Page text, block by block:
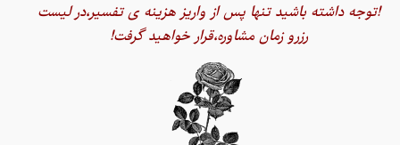
!توجه داشته باشید تنها پس از واریز هزینه ی تفسیر،در لیست
رزرو زمان مشاوره،قرار خواهید گرفت!